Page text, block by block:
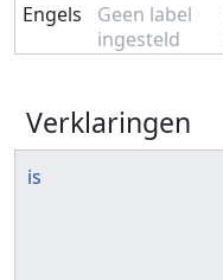
Engels
Geen label
ingesteld
Verklaringen
is